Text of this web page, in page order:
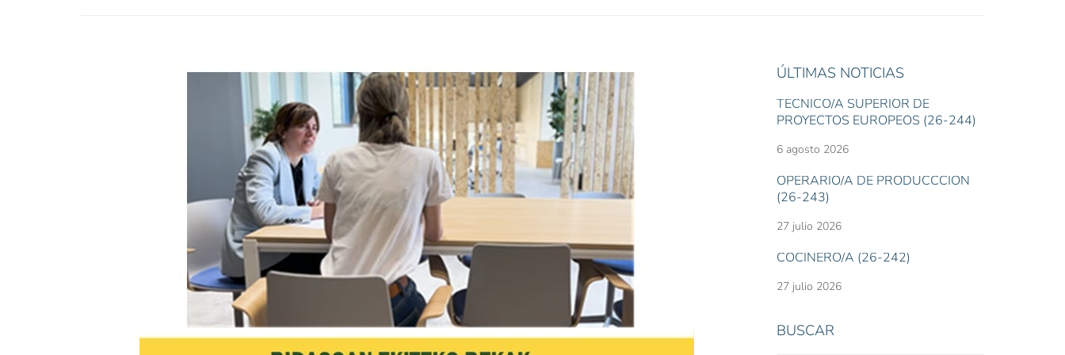
ÚLTIMAS NOTICIAS
TÉCNICO/A SUPERIOR DE
PROYECTOS EUROPEOS (26-244)
6 agosto 2026
OPERARIO/A DE PRODUCCCIÓN
(26-243)
27 julio 2026
COCINERO/A (26-242)
27 julio 2026
BUSCAR